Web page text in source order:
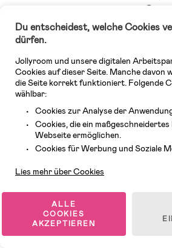
33,99 €
Superpreis
Kaufe 2, erhalte 20%*
Auf Lager
Du entscheidest, welche Cookies
dürfen.
Jollyroom und unsere digitalen
Cookies auf dieser Seite. Manche davon
die Seite korrekt funktioniert. Folgende
wählbar:
Cookies zur Analyse der
Cookies, die ein
Webseite ermöglichen.
Cookies für Werbung und Soziale
Lies mehr über Cookies
ALLE
COOKIES
AKZEPTIEREN